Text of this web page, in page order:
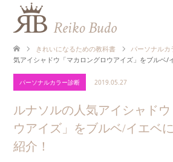
きれいになるための教科書 パーソナルカ
気アイシャドウ「マカロングロウアイズ」をブルベ/
パーソナルカラー診断 2019.05.27
ルナソルの人気アイシャド
ウアイズ」をブルベ/イエベ
紹介！